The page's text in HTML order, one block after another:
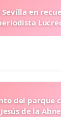
Sevilla en
del parque
Jesús de la